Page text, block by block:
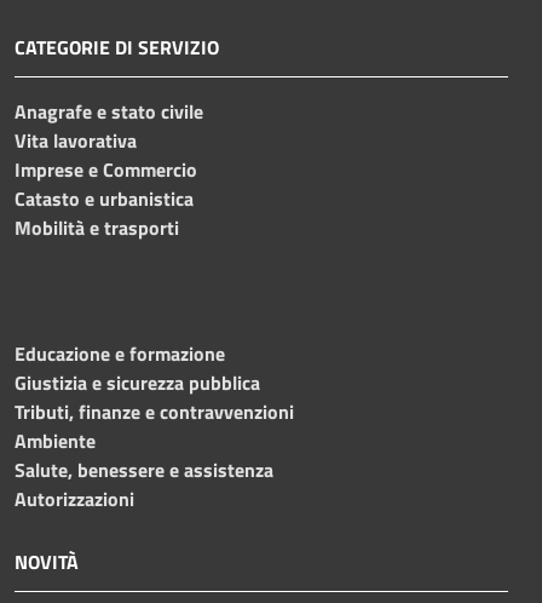
CATEGORIE DI SERVIZIO
Anagrafe e stato civile
Vita lavorativa
Imprese e Commercio
Catasto e urbanistica
Mobilità e trasporti
Educazione e formazione
Giustizia e sicurezza pubblica
Tributi, finanze e contravvenzioni
Ambiente
Salute, benessere e assistenza
Autorizzazioni
NOVITÀ